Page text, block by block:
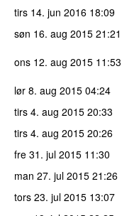
tirs 14. jun 2016 18:09
søn 16. aug 2015 21:21
ons 12. aug 2015 11:53
lør 8. aug 2015 04:24
tirs 4. aug 2015 20:33
tirs 4. aug 2015 20:26
fre 31. jul 2015 11:30
man 27. jul 2015 21:26
tors 23. jul 2015 13:07